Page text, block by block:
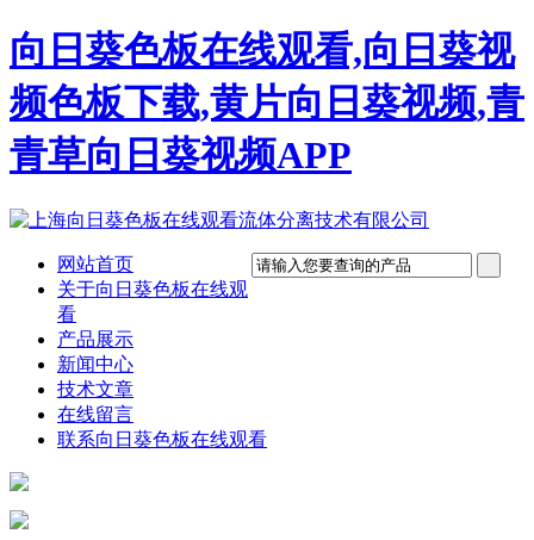
向日葵色板在线观看,向日葵视
频色板下载,黄片向日葵视频,青
青草向日葵视频APP
网站首页
关于向日葵色板在线观
看
产品展示
新闻中心
技术文章
在线留言
联系向日葵色板在线观看